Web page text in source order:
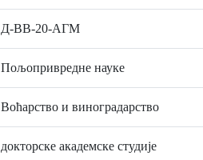
Д-ВВ-20-АГМ
Пољопривредне науке
Воћарство и виноградарство
докторске академске студије